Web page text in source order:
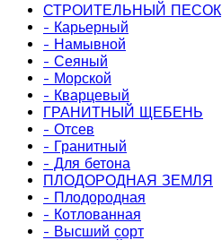
СТРОИТЕЛЬНЫЙ ПЕСОК
- Карьерный
- Намывной
- Сеяный
- Морской
- Кварцевый
ГРАНИТНЫЙ ЩЕБЕНЬ
- Отсев
- Гранитный
- Для бетона
ПЛОДОРОДНАЯ ЗЕМЛЯ
- Плодородная
- Котлованная
- Высший сорт